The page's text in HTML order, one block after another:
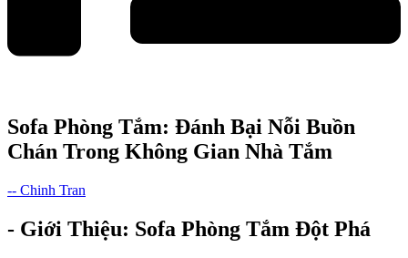
Sofa Phòng Tắm: Đánh Bại Nỗi Buồn
Chán Trong Không Gian Nhà Tắm
-- Chinh Tran
- Giới Thiệu: Sofa Phòng Tắm Đột Phá